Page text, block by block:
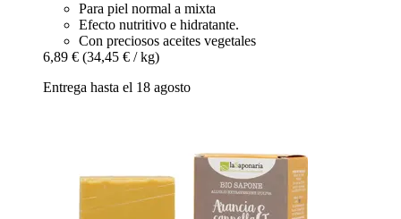
Para piel normal a mixta
Efecto nutritivo e hidratante.
Con preciosos aceites vegetales
6,89 € (34,45 € / kg)
Entrega hasta el 18 agosto